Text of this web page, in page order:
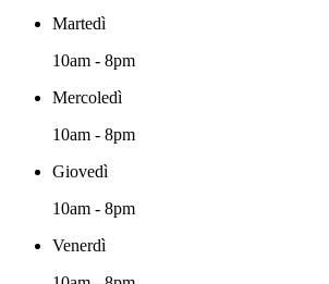
Martedì
10am - 8pm
Mercoledì
10am - 8pm
Giovedì
10am - 8pm
Venerdì